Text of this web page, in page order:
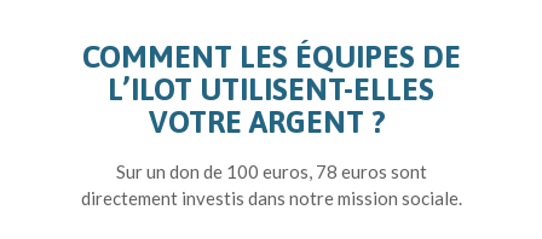
COMMENT LES ÉQUIPES DE
L’ILOT UTILISENT-ELLES
VOTRE ARGENT ?
Sur un don de 100 euros, 78 euros sont
directement investis dans notre mission sociale.